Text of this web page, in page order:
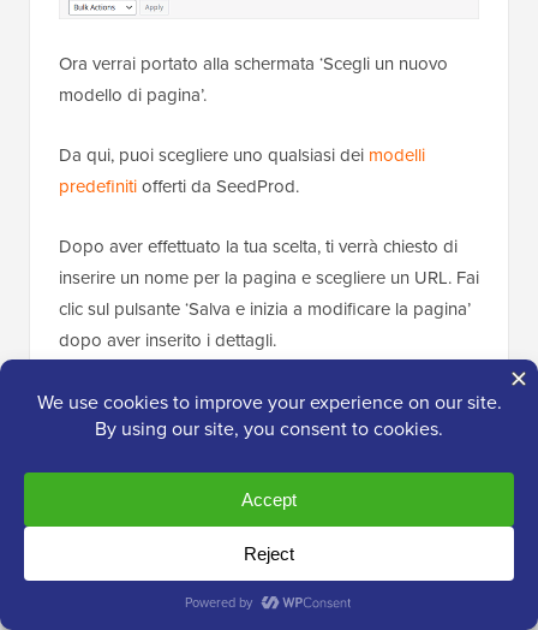
Ora verrai portato alla schermata ‘Scegli un nuovo
modello di pagina’.
Da qui, puoi scegliere uno qualsiasi dei modelli
predefinitiofferti da SeedProd.
Dopo aver effettuato la tua scelta, ti verrà chiesto di
inserire un nome per la pagina e scegliere un URL. Fai
clic sul pulsante ‘Salva e inizia a modificare la pagina’
dopo aver inserito i dettagli.